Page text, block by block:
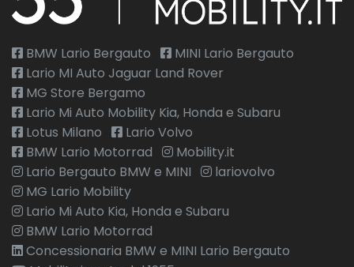
BMW Lario Bergauto
MINI Lario Bergauto
Lario MI Auto Jaguar Land Rover
MG Store Bergamo
Lario Mi Auto Mobility Kia, Honda e Subaru
Lotus Milano
Lario Volvo
BMW Lario Motorrad
Mobility.it
Lario Bergauto BMW e MINI
lariovolvo
MG Lario Mobility
Lario Mi Auto Kia, Honda e Subaru
BMW Lario Motorrad
Concessionaria BMW e MINI Lario Bergauto